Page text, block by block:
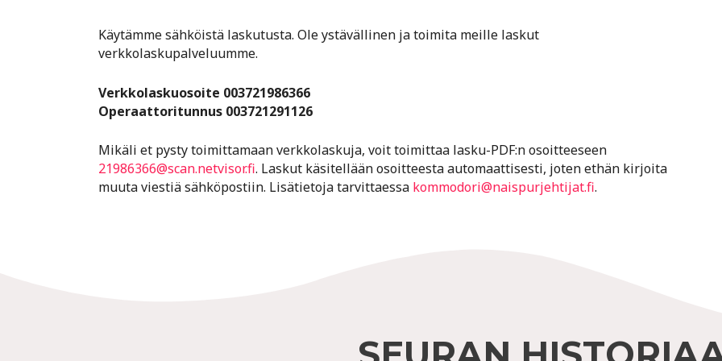
Käytämme sähköistä laskutusta. Ole ystävällinen ja toimita meille laskut
verkkolaskupalveluumme.
Verkkolaskuosoite 003721986366
Operaattoritunnus 003721291126
Mikäli et pysty toimittamaan verkkolaskuja, voit toimittaa lasku-PDF:n osoitteeseen
21986366@scan.netvisor.fi. Laskut käsitellään osoitteesta automaattisesti, joten ethän kirjoita
muuta viestiä sähköpostiin. Lisätietoja tarvittaessa kommodori@naispurjehtijat.fi.